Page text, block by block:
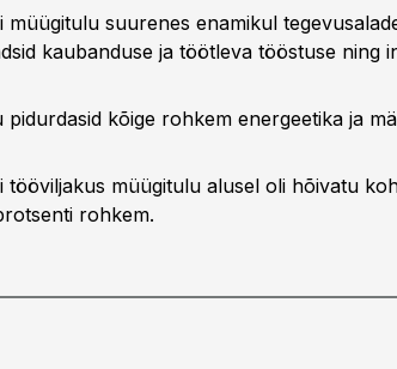
müügitulu suurenes enamikul
kaubanduse ja töötleva tööstuse ning
kõige rohkem energeetika ja
tööviljakus müügitulu alusel oli hõivatu
rohkem.